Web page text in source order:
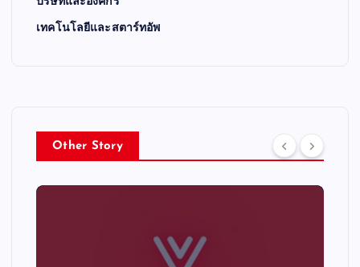
เทคโนโลยีและสตาร์ทอัพ
Other Story